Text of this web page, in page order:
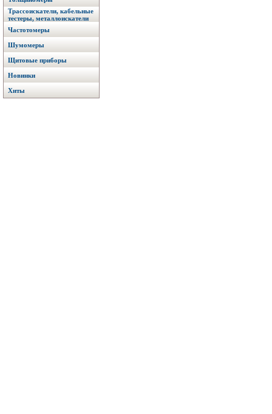
Трассоискатели, кабельные
тестеры, металлоискатели
Частотомеры
Шумомеры
Щитовые приборы
Новинки
Хиты